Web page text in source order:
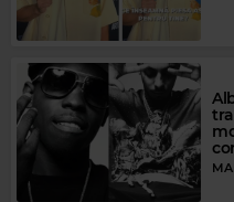
Magic FM
THE FUGEES–READY OR NOT